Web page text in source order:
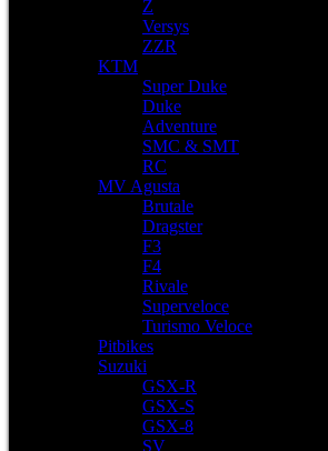
Z
Versys
ZZR
KTM
Super Duke
Duke
Adventure
SMC & SMT
RC
MV Agusta
Brutale
Dragster
F3
F4
Rivale
Superveloce
Turismo Veloce
Pitbikes
Suzuki
GSX-R
GSX-S
GSX-8
SV